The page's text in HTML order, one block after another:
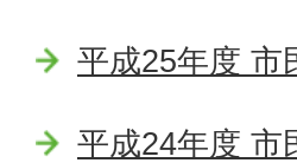
平成25年度 市
平成24年度 市